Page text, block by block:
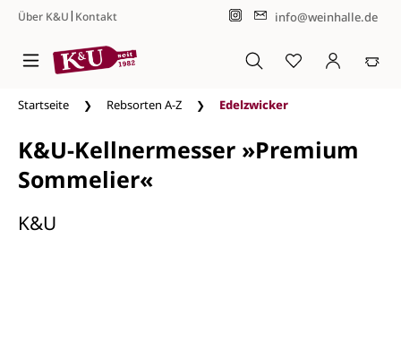
Zum Hauptinhalt springen
Über K&U| Kontakt info@weinhalle.de
Startseite Rebsorten A-Z Edelzwicker
K&U-Kellnermesser »Premium
Sommelier«
K&U